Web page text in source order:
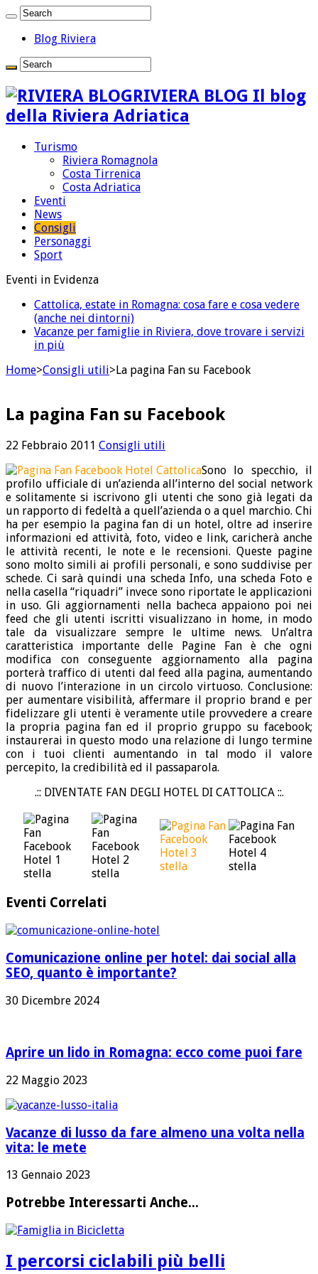
Blog Riviera
RIVIERA BLOG Il blog
della Riviera Adriatica
Turismo
Riviera Romagnola
Costa Tirrenica
Costa Adriatica
Eventi
News
Consigli
Personaggi
Sport
Eventi in Evidenza
Cattolica, estate in Romagna: cosa fare e cosa vedere
(anche nei dintorni)
Vacanze per famiglie in Riviera, dove trovare i servizi
in più
Home>Consigli utili>La pagina Fan su Facebook
La pagina Fan su Facebook
22 Febbraio 2011 Consigli utili
Sono lo specchio, il
profilo ufficiale di un’azienda all’interno del social network
e solitamente si iscrivono gli utenti che sono già legati da
un rapporto di fedeltà a quell’azienda o a quel marchio. Chi
ha per esempio la pagina fan di un hotel, oltre ad inserire
informazioni ed attività, foto, video e link, caricherà anche
le attività recenti, le note e le recensioni. Queste pagine
sono molto simili ai profili personali, e sono suddivise per
schede. Ci sarà quindi una scheda Info, una scheda Foto e
nella casella “riquadri” invece sono riportate le applicazioni
in uso. Gli aggiornamenti nella bacheca appaiono poi nei
feed che gli utenti iscritti visualizzano in home, in modo
tale da visualizzare sempre le ultime news. Un’altra
caratteristica importante delle Pagine Fan è che ogni
modifica con conseguente aggiornamento alla pagina
porterà traffico di utenti dal feed alla pagina, aumentando
di nuovo l’interazione in un circolo virtuoso. Conclusione:
per aumentare visibilità, affermare il proprio brand e per
fidelizzare gli utenti è veramente utile provvedere a creare
la propria pagina fan ed il proprio gruppo su facebook;
instaurerai in questo modo una relazione di lungo termine
con i tuoi clienti aumentando in tal modo il valore
percepito, la credibilità ed il passaparola.
.:: DIVENTATE FAN DEGLI HOTEL DI CATTOLICA ::.
Eventi Correlati
Comunicazione online per hotel: dai social alla
SEO, quanto è importante?
30 Dicembre 2024
Aprire un lido in Romagna: ecco come puoi fare
22 Maggio 2023
Vacanze di lusso da fare almeno una volta nella
vita: le mete
13 Gennaio 2023
Potrebbe Interessarti Anche...
I percorsi ciclabili più belli